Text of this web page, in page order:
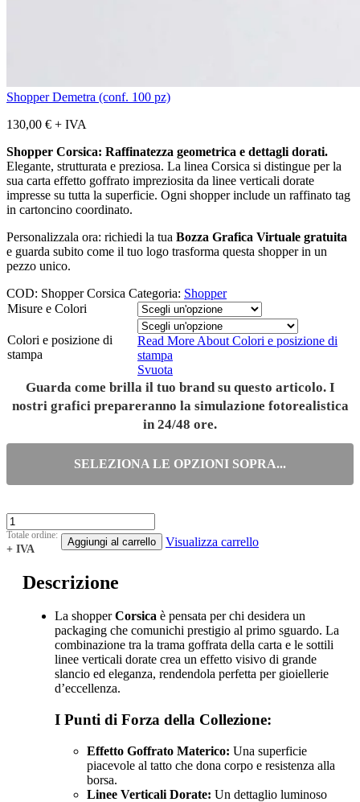
Shopper Demetra (conf. 100 pz)
130,00 € + IVA
Shopper Corsica: Raffinatezza geometrica e dettagli dorati.
Elegante, strutturata e preziosa. La linea Corsica si distingue per la
sua carta effetto goffrato impreziosita da linee verticali dorate
impresse su tutta la superficie. Ogni shopper include un raffinato tag
in cartoncino coordinato.
Personalizzala ora: richiedi la tua Bozza Grafica Virtuale gratuita
e guarda subito come il tuo logo trasforma questa shopper in un
pezzo unico.
COD: Shopper Corsica Categoria: Shopper
Misure e Colori
Colori e posizione di
stampa
Read More About Colori e posizione di
stampa
Svuota
Guarda come brilla il tuo brand su questo articolo. I
nostri grafici prepareranno la simulazione fotorealistica
in 24/48 ore.
SELEZIONA LE OPZIONI SOPRA...
Totale ordine:
+ IVA
Aggiungi al carrello Visualizza carrello
Descrizione
La shopperCorsica è pensata per chi desidera un
packaging che comunichi prestigio al primo sguardo. La
combinazione tra la trama goffrata della carta e le sottili
linee verticali dorate crea un effetto visivo di grande
slancio ed eleganza, rendendola perfetta per gioiellerie
d’eccellenza.
I Punti di Forza della Collezione:
Effetto Goffrato Materico: Una superficie
piacevole al tatto che dona corpo e resistenza alla
borsa.
Linee Verticali Dorate: Un dettaglio luminoso